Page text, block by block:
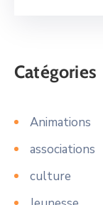
Catégories
Animations
associations
culture